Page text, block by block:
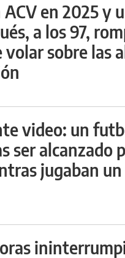
en 2025 y
a los 97,
volar sobre las
video: un
ser alcanzado
jugaban un